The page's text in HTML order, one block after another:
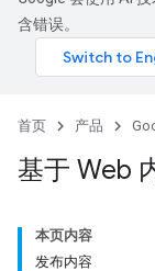
含错误。
首页 产品
基于 Web
本页内容
发布内容